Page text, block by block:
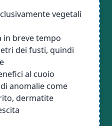
vegetali
in breve tempo
dei fusti, quindi
al cuoio
anomalie come
dermatite